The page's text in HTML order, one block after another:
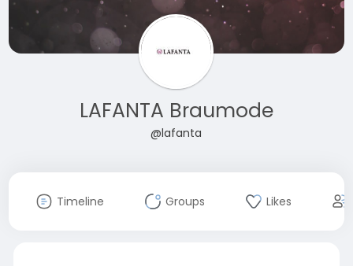
LAFANTA Braumode
@lafanta
Timeline Groups Likes